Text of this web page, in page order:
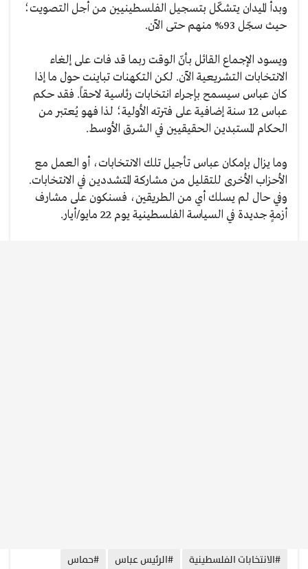
وبدأ الميدان يتشكّل بتسجيل الفلسطينيين من أجل التصويت؛
حيث سجّل 93% منهم حتى الآن.
ويسود الإجماع القائل بأنّ الوقت ربما قد فات على إلغاء
الانتخابات التشريعية الآن. لكن التكهنات تباينت حول ما إذا
كان عباس سيسمح بإجراء انتخابات رئاسية لاحقاً. فقد حكم
عباس 12 سنة إضافية على فترته الأولية؛ لذا فهو يُعتبر من
الحكام المستبدين الحقيقيين في الشرق الأوسط.
وما يزال بإمكان عباس تأجيل تلك الانتخابات، أو العمل مع
الأحزاب الأخرى للتقليل من مشاركة المتشددين في الانتخابات.
وفي حال لم يسلك أي من الطريقين، فسنكون على مشارف
أزمةٍ جديدة في السياسة الفلسطينية يوم 22 مايو/أيار.
#الانتخابات الفلسطينية #الرئيس عباس
#حماس